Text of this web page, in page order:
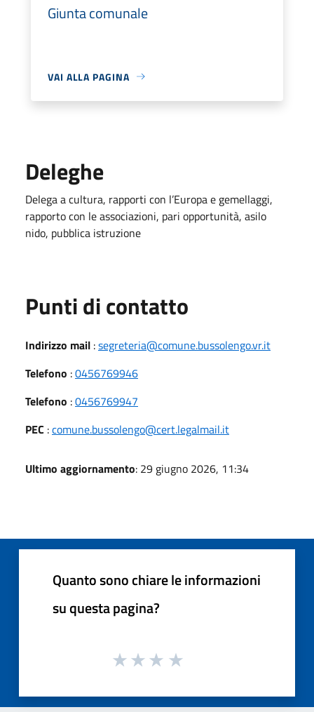
Giunta comunale
VAI ALLA PAGINA
Deleghe
Delega a cultura, rapporti con l’Europa e gemellaggi,
rapporto con le associazioni, pari opportunità, asilo
nido, pubblica istruzione
Punti di contatto
Indirizzo mail :segreteria@comune.bussolengo.vr.it
Telefono :0456769946
Telefono :0456769947
PEC :comune.bussolengo@cert.legalmail.it
Ultimo aggiornamento: 29 giugno 2026, 11:34
Quanto sono chiare le informazioni
su questa pagina?